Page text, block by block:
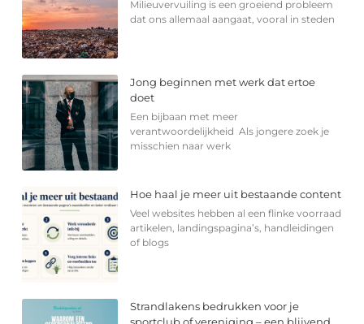
Milieuvervuiling is een groeiend probleem
dat ons allemaal aangaat, vooral in steden
Jong beginnen met werk dat ertoe
doet
Een bijbaan met meer
verantwoordelijkheid Als jongere zoek je
misschien naar werk
Hoe haal je meer uit bestaande content
Veel websites hebben al een flinke voorraad
artikelen, landingspagina’s, handleidingen
of blogs
Strandlakens bedrukken voor je